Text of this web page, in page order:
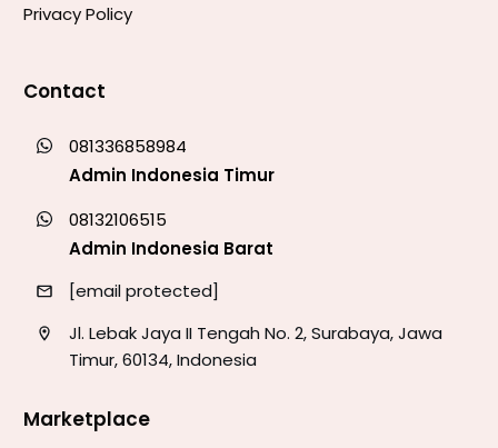
Privacy Policy
Contact
081336858984
Admin Indonesia Timur
08132106515
Admin Indonesia Barat
[email protected]
Jl. Lebak Jaya II Tengah No. 2, Surabaya, Jawa
Timur, 60134, Indonesia
Marketplace